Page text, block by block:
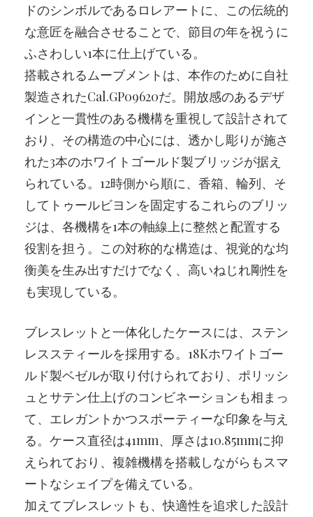
ドのシンボルであるロレアートに、この伝統的
な意匠を融合させることで、節目の年を祝うに
ふさわしい1本に仕上げている。
搭載されるムーブメントは、本作のために自社
製造されたCal.GP09620だ。開放感のあるデザ
インと一貫性のある機構を重視して設計されて
おり、その構造の中心には、透かし彫りが施さ
れた3本のホワイトゴールド製ブリッジが据え
られている。12時側から順に、香箱、輪列、そ
してトゥールビヨンを固定するこれらのブリッ
ジは、各機構を1本の軸線上に整然と配置する
役割を担う。この対称的な構造は、視覚的な均
衡美を生み出すだけでなく、高いねじれ剛性を
も実現している。
ブレスレットと一体化したケースには、ステン
レススティールを採用する。18Kホワイトゴー
ルド製ベゼルが取り付けられており、ポリッシ
ュとサテン仕上げのコンビネーションも相まっ
て、エレガントかつスポーティーな印象を与え
る。ケース直径は41mm、厚さは10.85mmに抑
えられており、複雑機構を搭載しながらもスマ
ートなシェイプを備えている。
加えてブレスレットも、快適性を追求した設計